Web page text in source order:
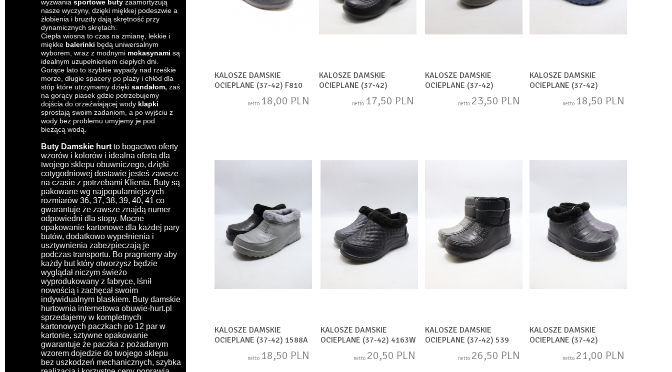
wyzwania sportowe buty zaamortyzują
nasze wyczyny, dzięki miękkej podeszwie a
żłobienia i bruzdy dają skrętność przy
dynamicznych skrętach.
Ciepła wiosna to czas na zmianę, lekkie i
miękke balerinki będą uniwersalnym
wyborem, wraz z modnymi mokasynami są
idealnym uzupełnieniem ciepłych dni.
Gorące lato to szybkie wypady nad rześkie
morze, długie spacery po plaży i chłód dla
stóp które utrzymamy dzięki sandałom, zaś
na gorący piasek gdzie potrzebujemy
dojścia do orzeźwiającej wody klapki
sprostają swoim zadaniom, a po wyjściu z
wody bez problemu umyjemy je pod
bieżącą wodą.
Buty Damskie hurt to bogactwo oferty
wzorów i kolorów i idealna oferta dla
twojego sklepu obuwniczego, dzięki
cotygodniowej dostawie jesteś zawsze
na czasie z potrzebami Klienta. Buty są
pakowane wg najpopularniejszych
rozmiarów 36, 37, 38, 39, 40, 41 co
gwarantuje że zawsze znajdą numer
odpowiedni dla stopy. Mocne
opakowanie kartonowe dla każdej pary
butów, dodatkowo wypełnienia i
usztywnienia zabezpieczają je
podczas transportu. Bo pragniemy aby
każdy but który otworzysz będzie
wyglądał niczym świeżo
wyprodukowany z fabryce, lśnił
nowością i zachęcał swoim
indywidualnym blaskiem. Buty damskie
hurtownia internetowa obuwie-hurt.pl
sprzedajemy w kompletnych
kartonowych paczkach po 12 par w
kartonie, sztywne opakowanie
gwarantuje że paczka z pożadanym
wzorem dojedzie do twojego sklepu
bez uszkodzeń mechanicznych, szybka
KALOSZE DAMSKIE
OCIEPLANE (37-42) F810
netto 18,00 PLN
KALOSZE DAMSKIE
OCIEPLANE (37-42)
netto 17,50 PLN
KALOSZE DAMSKIE
OCIEPLANE (37-42)
netto 23,50 PLN
KALOSZE DAMSKIE
OCIEPLANE (37-42)
netto 18,50 PLN
KALOSZE DAMSKIE
OCIEPLANE (37-42) 1588A
netto 18,50 PLN
KALOSZE DAMSKIE
OCIEPLANE (37-42) 4163W
netto 20,50 PLN
KALOSZE DAMSKIE
OCIEPLANE (37-42) 539
netto 26,50 PLN
KALOSZE DAMSKIE
OCIEPLANE (37-42)
netto 21,00 PLN